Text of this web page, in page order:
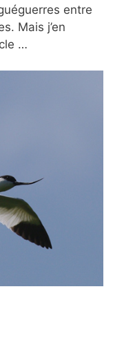
entre
Mais j’en
…